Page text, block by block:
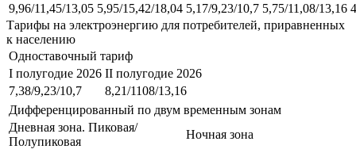
9,96/11,45/13,05 5,95/15,42/18,04 5,17/9,23/10,7 5,75/11,08/13,16
Тарифы на электроэнергию для потребителей, приравненных
к населению
Одноставочный тариф
I полугодие 2026 II полугодие 2026
7,38/9,23/10,7
8,21/1108/13,16
Дифференцированный по двум временным зонам
Дневная зона. Пиковая/
Полупиковая
Ночная зона